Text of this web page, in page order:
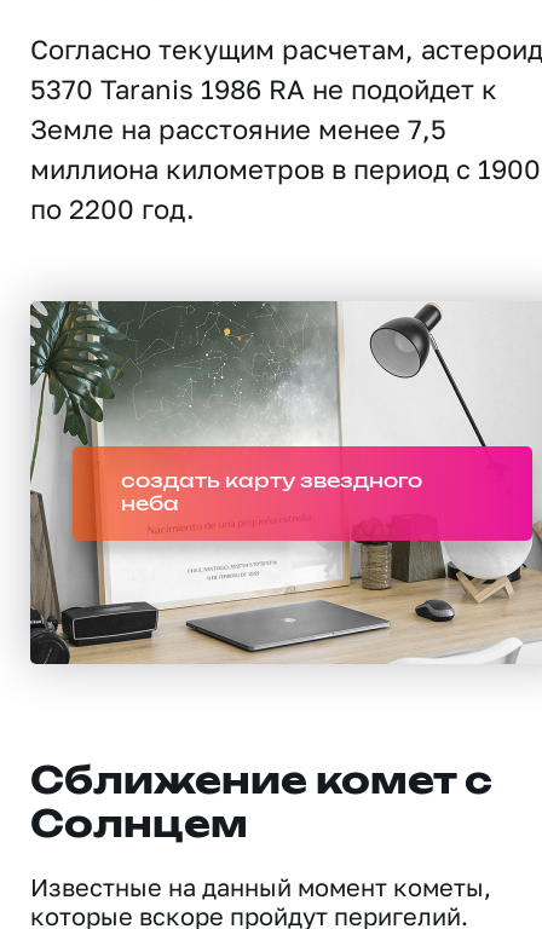
Согласно текущим расчетам, астероид
5370 Taranis 1986 RA не подойдет к
Земле на расстояние менее 7,5
миллиона километров в период с 1900
по 2200 год.
создать карту звездного
неба
Сближение комет с
Солнцем
Известные на данный момент кометы,
которые вскоре пройдут перигелий.